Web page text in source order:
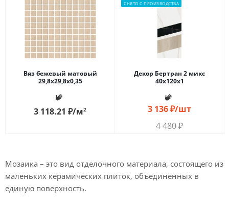
Вяз бежевый матовый
29,8x29,8x0,35
3 118.21 ₽/м2
СНЯТО С ПРОИЗВОДСТВА
Декор Бертран 2 микс
40x120x1
3 136₽/шт
4 480₽
Мозаика – это вид отделочного материала, состоящего из
маленьких керамических плиток, объединенных в
единую поверхность.